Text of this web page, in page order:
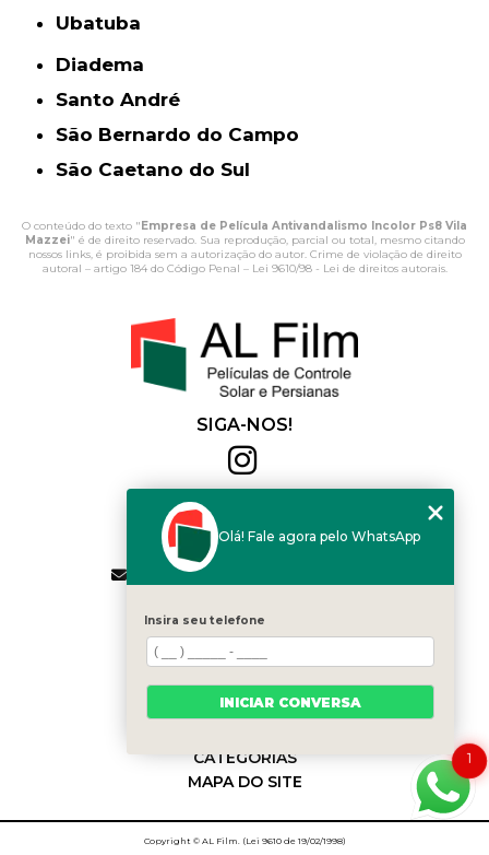
Ubatuba
Diadema
Santo André
São Bernardo do Campo
São Caetano do Sul
O conteúdo do texto "Empresa de Película Antivandalismo Incolor Ps8 Vila
Mazzei" é de direito reservado. Sua reprodução, parcial ou total, mesmo citando
nossos links, é proibida sem a autorização do autor. Crime de violação de direito
autoral – artigo 184 do Código Penal – Lei 9610/98 - Lei de direitos autorais.
SIGA-NOS!
(11) 2564-4684
(11) 94168-2041
contato.vendas@alfilm.com.br
MENU
HOME
QUEM SOMOS
SERVIÇOS
BLOG
CATEGORIAS
MAPA DO SITE
Copyright © AL Film. (Lei 9610 de 19/02/1998)
1
Olá! Fale agora pelo WhatsApp
Insira seu telefone
INICIAR CONVERSA